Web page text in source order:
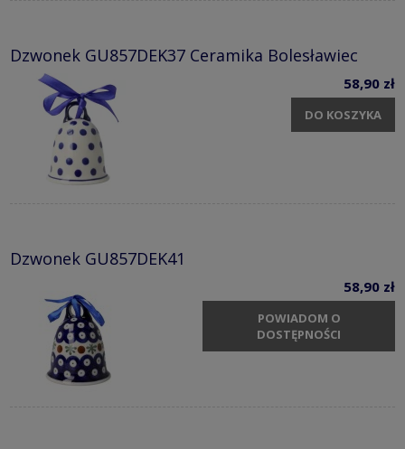
Dzwonek GU857DEK37 Ceramika Bolesławiec
58,90 zł
DO KOSZYKA
Dzwonek GU857DEK41
58,90 zł
POWIADOM O
DOSTĘPNOŚCI